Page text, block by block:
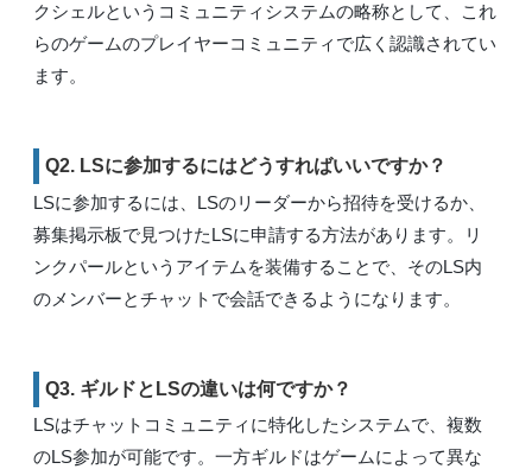
クシェルというコミュニティシステムの略称として、これ
らのゲームのプレイヤーコミュニティで広く認識されてい
ます。
Q2. LSに参加するにはどうすればいいですか？
LSに参加するには、LSのリーダーから招待を受けるか、
募集掲示板で見つけたLSに申請する方法があります。リ
ンクパールというアイテムを装備することで、そのLS内
のメンバーとチャットで会話できるようになります。
Q3. ギルドとLSの違いは何ですか？
LSはチャットコミュニティに特化したシステムで、複数
のLS参加が可能です。一方ギルドはゲームによって異な